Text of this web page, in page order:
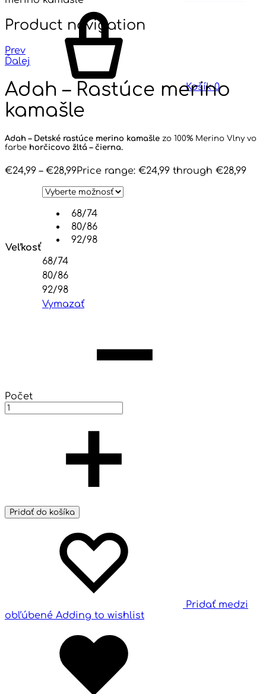
Košík 0
Product navigation
Prev
Ďalej
Adah – Rastúce merino
kamašle
Adah – Detské rastúce merino kamašle zo 100% Merino Vlny vo
farbe horčicovo žltá – čierna.
€24,99 – €28,99Price range: €24,99 through €28,99
Veľkosť
68/74
80/86
92/98
68/74
80/86
92/98
Vymazať
Počet
Pridať do košíka
Pridať medzi
obľúbené Adding to wishlist